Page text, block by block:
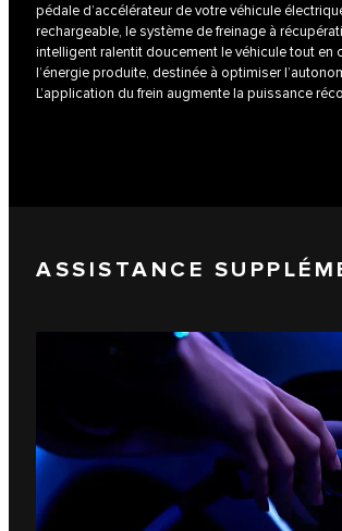
pédale d’accélérateur de votre véhicule
rechargeable, le système de freinage à
intelligent ralentit doucement le véhicule tout en
l’énergie produite, destinée à optimiser
L’application du frein augmente la puissance
ASSISTANCE